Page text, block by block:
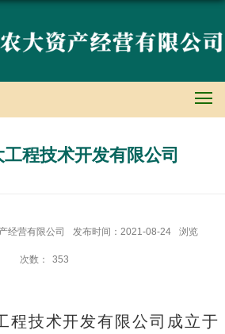
程技术开发有限公司
经营有限公司 发布时间：2021-08-24 浏览
次数： 353
程技术开发有限公司成立于